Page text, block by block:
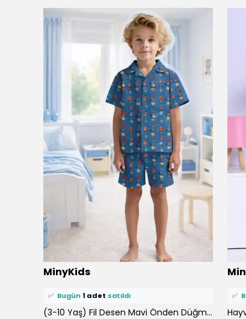
MinyKids
⭐️ Bu ürünü4 kişifavoriledi!
3 kişi
✅ Bugün 1 adet satıldı
(3-10 Yaş) Fil Desen Mavi Önden Düğmeli Şortlu Erkek Çocuk Pijama Takım
✅